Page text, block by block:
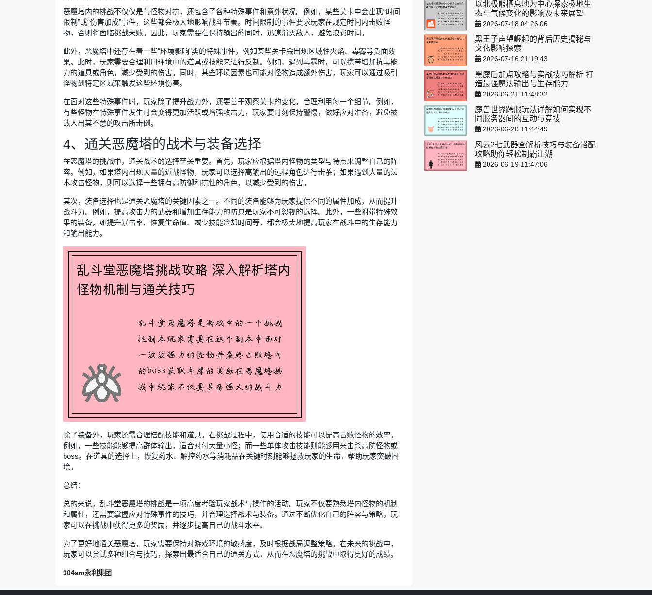
恶魔塔内的挑战不仅仅是与怪物对抗，还包含了各种特殊事件和意外状况。例如，某些关卡中会出现“时间
限制”或“伤害加成”事件，这些都会极大地影响战斗节奏。时间限制的事件要求玩家在规定时间内击败怪
物，否则将面临挑战失败。因此，玩家需要在保持输出的同时，迅速消灭敌人，避免浪费时间。
此外，恶魔塔中还存在着一些“环境影响”类的特殊事件，例如某些关卡会出现区域性火焰、毒雾等负面效
果。此时，玩家需要合理利用环境中的道具或技能来进行反制。例如，遇到毒雾时，可以携带增加抗毒能
力的道具或角色，减少受到的伤害。同时，某些环境因素也可能对怪物造成额外伤害，玩家可以通过吸引
怪物到特定区域来触发这些环境伤害。
在面对这些特殊事件时，玩家除了提升战力外，还要善于观察关卡的变化，合理利用每一个细节。例如，
有些怪物在特殊事件发生时会变得更加活跃或增强攻击力，玩家要时刻保持警惕，做好应对准备，避免被
敌人出其不意的攻击所击倒。
4、通关恶魔塔的战术与装备选择
在恶魔塔的挑战中，通关战术的选择至关重要。首先，玩家应根据塔内怪物的类型与特点来调整自己的阵
容。例如，如果塔内出现大量的近战怪物，玩家可以选择高输出的远程角色进行击杀；如果遇到大量的法
术攻击怪物，则可以选择一些拥有高防御和抗性的角色，以减少受到的伤害。
其次，装备选择也是通关恶魔塔的关键因素之一。不同的装备能够为玩家提供不同的属性加成，从而提升
战斗力。例如，提高攻击力的武器和增加生存能力的防具是玩家不可忽视的选择。此外，一些附带特殊效
果的装备，如提升暴击率、恢复生命值、减少技能冷却时间等，都会极大地提高玩家在战斗中的生存能力
和输出能力。
除了装备外，玩家还需合理搭配技能和道具。在挑战过程中，使用合适的技能可以提高击败怪物的效率。
例如，一些技能能够提高群体输出，适合对付大量小怪；而一些单体攻击技能则能够用来击杀高防怪物或
boss。在道具的选择上，恢复药水、解控药水等消耗品在关键时刻能够拯救玩家的生命，帮助玩家突破困
境。
总结：
总的来说，乱斗堂恶魔塔的挑战是一项高度考验玩家战术与操作的活动。玩家不仅要熟悉塔内怪物的机制
和属性，还需要掌握应对特殊事件的技巧，并合理选择战术与装备。通过不断优化自己的阵容与策略，玩
家可以在挑战中获得更多的奖励，并逐步提高自己的战斗水平。
为了更好地通关恶魔塔，玩家需要保持对游戏环境的敏感度，及时根据战局调整策略。在未来的挑战中，
玩家可以尝试多种组合与技巧，探索出最适合自己的通关方式，从而在恶魔塔的挑战中取得更好的成绩。
304am永利集团
以北极熊栖息地为中心探索极地生
态与气候变化的影响及未来展望
2026-07-18 04:26:06
黑王子声望崛起的背后历史揭秘与
文化影响探索
2026-07-16 21:19:43
黑魔后加点攻略与实战技巧解析 打
造最强魔法输出与生存能力
2026-06-21 11:48:32
魔兽世界跨服玩法详解如何实现不
同服务器间的互动与竞技
2026-06-20 11:44:49
风云2七武器全解析技巧与装备搭配
攻略助你轻松制霸江湖
2026-06-19 11:47:06